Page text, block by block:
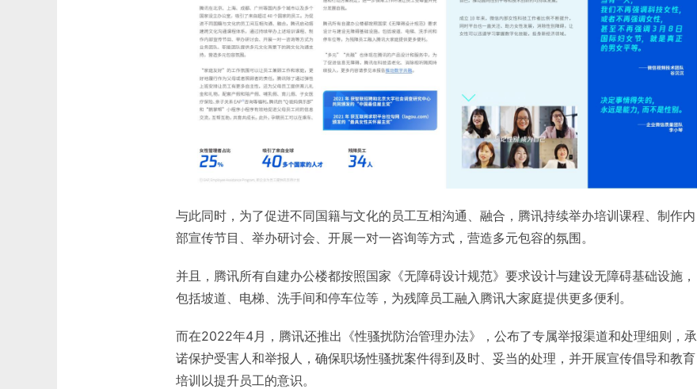
与此同时，为了促进不同国籍与文化的员工互相沟通、融合，腾讯持续举办培训课程、制作内
部宣传节目、举办研讨会、开展一对一咨询等方式，营造多元包容的氛围。
并且，腾讯所有自建办公楼都按照国家《无障碍设计规范》要求设计与建设无障碍基础设施，
包括坡道、电梯、洗手间和停车位等，为残障员工融入腾讯大家庭提供更多便利。
而在2022年4月，腾讯还推出《性骚扰防治管理办法》，公布了专属举报渠道和处理细则，承
诺保护受害人和举报人，确保职场性骚扰案件得到及时、妥当的处理，并开展宣传倡导和教育
培训以提升员工的意识。